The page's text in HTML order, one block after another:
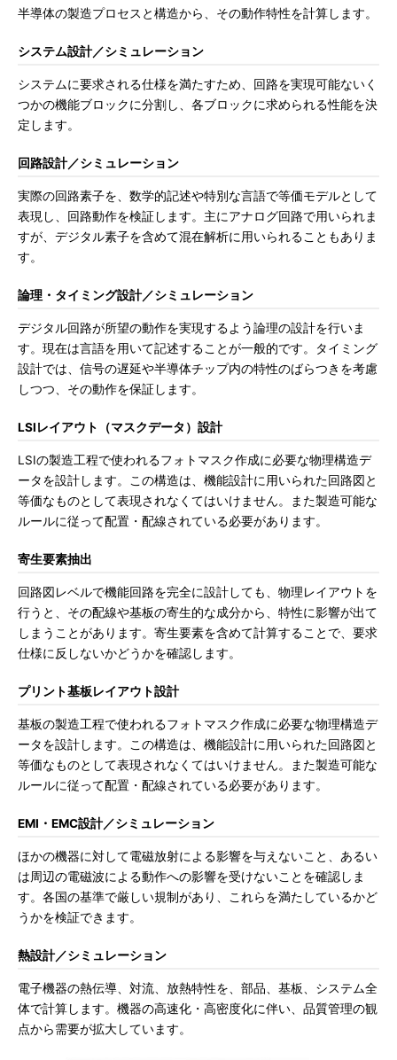
半導体の製造プロセスと構造から、その動作特性を計算します。
システム設計／シミュレーション
システムに要求される仕様を満たすため、回路を実現可能ないく
つかの機能ブロックに分割し、各ブロックに求められる性能を決
定します。
回路設計／シミュレーション
実際の回路素子を、数学的記述や特別な言語で等価モデルとして
表現し、回路動作を検証します。主にアナログ回路で用いられま
すが、デジタル素子を含めて混在解析に用いられることもありま
す。
論理・タイミング設計／シミュレーション
デジタル回路が所望の動作を実現するよう論理の設計を行いま
す。現在は言語を用いて記述することが一般的です。タイミング
設計では、信号の遅延や半導体チップ内の特性のばらつきを考慮
しつつ、その動作を保証します。
LSIレイアウト（マスクデータ）設計
LSIの製造工程で使われるフォトマスク作成に必要な物理構造デ
ータを設計します。この構造は、機能設計に用いられた回路図と
等価なものとして表現されなくてはいけません。また製造可能な
ルールに従って配置・配線されている必要があります。
寄生要素抽出
回路図レベルで機能回路を完全に設計しても、物理レイアウトを
行うと、その配線や基板の寄生的な成分から、特性に影響が出て
しまうことがあります。寄生要素を含めて計算することで、要求
仕様に反しないかどうかを確認します。
プリント基板レイアウト設計
基板の製造工程で使われるフォトマスク作成に必要な物理構造デ
ータを設計します。この構造は、機能設計に用いられた回路図と
等価なものとして表現されなくてはいけません。また製造可能な
ルールに従って配置・配線されている必要があります。
EMI・EMC設計／シミュレーション
ほかの機器に対して電磁放射による影響を与えないこと、あるい
は周辺の電磁波による動作への影響を受けないことを確認しま
す。各国の基準で厳しい規制があり、これらを満たしているかど
うかを検証できます。
熱設計／シミュレーション
電子機器の熱伝導、対流、放熱特性を、部品、基板、システム全
体で計算します。機器の高速化・高密度化に伴い、品質管理の観
点から需要が拡大しています。